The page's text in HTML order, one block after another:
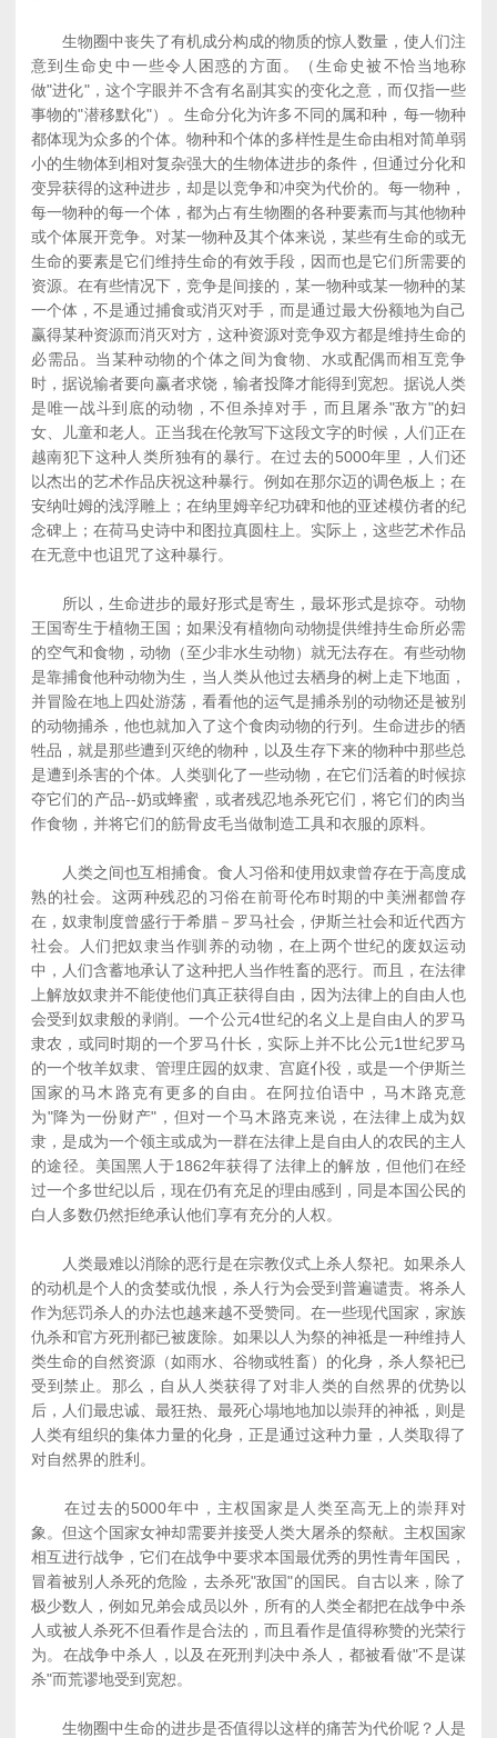
生物圈中丧失了有机成分构成的物质的惊人数量，使人们注
意到生命史中一些令人困惑的方面。（生命史被不恰当地称
做"进化"，这个字眼并不含有名副其实的变化之意，而仅指一些
事物的"潜移默化"）。生命分化为许多不同的属和种，每一物种
都体现为众多的个体。物种和个体的多样性是生命由相对简单弱
小的生物体到相对复杂强大的生物体进步的条件，但通过分化和
变异获得的这种进步，却是以竞争和冲突为代价的。每一物种，
每一物种的每一个体，都为占有生物圈的各种要素而与其他物种
或个体展开竞争。对某一物种及其个体来说，某些有生命的或无
生命的要素是它们维持生命的有效手段，因而也是它们所需要的
资源。在有些情况下，竞争是间接的，某一物种或某一物种的某
一个体，不是通过捕食或消灭对手，而是通过最大份额地为自己
赢得某种资源而消灭对方，这种资源对竞争双方都是维持生命的
必需品。当某种动物的个体之间为食物、水或配偶而相互竞争
时，据说输者要向赢者求饶，输者投降才能得到宽恕。据说人类
是唯一战斗到底的动物，不但杀掉对手，而且屠杀"敌方"的妇
女、儿童和老人。正当我在伦敦写下这段文字的时候，人们正在
越南犯下这种人类所独有的暴行。在过去的5000年里，人们还
以杰出的艺术作品庆祝这种暴行。例如在那尔迈的调色板上；在
安纳吐姆的浅浮雕上；在纳里姆辛纪功碑和他的亚述模仿者的纪
念碑上；在荷马史诗中和图拉真圆柱上。实际上，这些艺术作品
在无意中也诅咒了这种暴行。
所以，生命进步的最好形式是寄生，最坏形式是掠夺。动物
王国寄生于植物王国；如果没有植物向动物提供维持生命所必需
的空气和食物，动物（至少非水生动物）就无法存在。有些动物
是靠捕食他种动物为生，当人类从他过去栖身的树上走下地面，
并冒险在地上四处游荡，看看他的运气是捕杀别的动物还是被别
的动物捕杀，他也就加入了这个食肉动物的行列。生命进步的牺
牲品，就是那些遭到灭绝的物种，以及生存下来的物种中那些总
是遭到杀害的个体。人类驯化了一些动物，在它们活着的时候掠
夺它们的产品--奶或蜂蜜，或者残忍地杀死它们，将它们的肉当
作食物，并将它们的筋骨皮毛当做制造工具和衣服的原料。
人类之间也互相捕食。食人习俗和使用奴隶曾存在于高度成
熟的社会。这两种残忍的习俗在前哥伦布时期的中美洲都曾存
在，奴隶制度曾盛行于希腊－罗马社会，伊斯兰社会和近代西方
社会。人们把奴隶当作驯养的动物，在上两个世纪的废奴运动
中，人们含蓄地承认了这种把人当作牲畜的恶行。而且，在法律
上解放奴隶并不能使他们真正获得自由，因为法律上的自由人也
会受到奴隶般的剥削。一个公元4世纪的名义上是自由人的罗马
隶农，或同时期的一个罗马什长，实际上并不比公元1世纪罗马
的一个牧羊奴隶、管理庄园的奴隶、宫庭仆役，或是一个伊斯兰
国家的马木路克有更多的自由。在阿拉伯语中，马木路克意
为"降为一份财产"，但对一个马木路克来说，在法律上成为奴
隶，是成为一个领主或成为一群在法律上是自由人的农民的主人
的途径。美国黑人于1862年获得了法律上的解放，但他们在经
过一个多世纪以后，现在仍有充足的理由感到，同是本国公民的
白人多数仍然拒绝承认他们享有充分的人权。
人类最难以消除的恶行是在宗教仪式上杀人祭祀。如果杀人
的动机是个人的贪婪或仇恨，杀人行为会受到普遍谴责。将杀人
作为惩罚杀人的办法也越来越不受赞同。在一些现代国家，家族
仇杀和官方死刑都已被废除。如果以人为祭的神祗是一种维持人
类生命的自然资源（如雨水、谷物或牲畜）的化身，杀人祭祀已
受到禁止。那么，自从人类获得了对非人类的自然界的优势以
后，人们最忠诚、最狂热、最死心塌地地加以崇拜的神祗，则是
人类有组织的集体力量的化身，正是通过这种力量，人类取得了
对自然界的胜利。
在过去的5000年中，主权国家是人类至高无上的崇拜对
象。但这个国家女神却需要并接受人类大屠杀的祭献。主权国家
相互进行战争，它们在战争中要求本国最优秀的男性青年国民，
冒着被别人杀死的危险，去杀死"敌国"的国民。自古以来，除了
极少数人，例如兄弟会成员以外，所有的人类全都把在战争中杀
人或被人杀死不但看作是合法的，而且看作是值得称赞的光荣行
为。在战争中杀人，以及在死刑判决中杀人，都被看做"不是谋
杀"而荒谬地受到宽恕。
生物圈中生命的进步是否值得以这样的痛苦为代价呢？人是